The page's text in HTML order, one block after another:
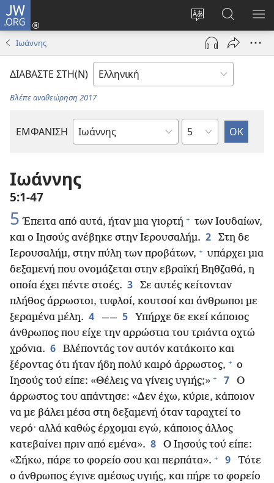
JW.ORG
Αλλαγή
γλώσσας
ιστότοπου
Σύνδεση
(ανοίγει
παράθυρο)
στο
JW.ORG
Ιωάννης
ΔΙΑΒΑΣΤΕ ΣΤΗ(Ν)
Βλέπε αναθεώρηση 2017
ΕΜΦΑΝΙΣΗ
Βιβλίο
Γραφής
Κεφάλαιο
Ιωάννης
5:1-47
5 Έπειτα από αυτά, ήταν μια γιορτή + των Ιουδαίων,
και ο Ιησούς ανέβηκε στην Ιερουσαλήμ. 2
Στη δε
Ιερουσαλήμ, στην πύλη των προβάτων, + υπάρχει μια
δεξαμενή που ονομάζεται στην εβραϊκή Βηθζαθά, η
οποία έχει πέντε στοές. 3
Σε αυτές κείτονταν
πλήθος άρρωστοι, τυφλοί, κουτσοί και άνθρωποι με
ξεραμένα μέλη. 4 —— 5
Υπήρχε δε εκεί κάποιος
άνθρωπος που είχε την αρρώστια του τριάντα οχτώ
χρόνια. 6
Βλέποντάς τον αυτόν κατάκοιτο και
ξέροντας ότι ήταν ήδη πολύ καιρό άρρωστος, + ο
Ιησούς τού είπε: «Θέλεις να γίνεις υγιής;» + 7
Ο
άρρωστος του απάντησε: «Δεν έχω, κύριε, κάποιον
να με βάλει μέσα στη δεξαμενή όταν ταραχτεί το
νερό· αλλά καθώς έρχομαι εγώ, κάποιος άλλος
κατεβαίνει πριν από εμένα». 8
Ο Ιησούς τού είπε:
«Σήκω, πάρε το φορείο σου και περπάτα». + 9
Τότε
ο άνθρωπος έγινε αμέσως υγιής, και πήρε το φορείο